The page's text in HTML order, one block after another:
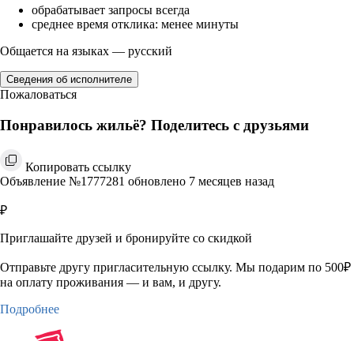
обрабатывает запросы всегда
среднее время отклика: менее минуты
Общается на языках — русский
Сведения об исполнителе
Пожаловаться
Понравилось жильё? Поделитесь с друзьями
Копировать ссылку
Объявление №1777281 обновлено 7 месяцев назад
₽
Приглашайте друзей и бронируйте со скидкой
Отправьте другу пригласительную ссылку. Мы подарим по 500₽
на оплату проживания — и вам, и другу.
Подробнее